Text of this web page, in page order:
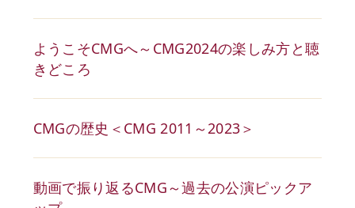
ようこそCMGへ～CMG2024の楽しみ方と聴
きどころ
CMGの歴史＜CMG 2011～2023＞
動画で振り返るCMG～過去の公演ピックア